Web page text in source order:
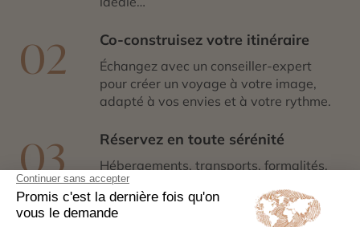
02 Co-construisez votre itinéraire
Échangez avec un conseiller-expert
pour créer un voyage à votre image,
adapté à vos envies et à votre rythme.
03 Réservez en toute sérénité
Hébergements, transports, formalités,
expériences exclusives : nous nous
chargeons de tout. Il ne vous reste plus
qu’à partir !